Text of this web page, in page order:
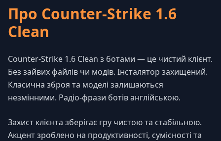
Про Counter-Strike 1.6
Clean
Counter-Strike 1.6 Clean з ботами — це чистий клієнт.
Без зайвих файлів чи модів. Інсталятор захищений.
Класична зброя та моделі залишаються
незмінними. Радіо-фрази ботів англійською.
Захист клієнта зберігає гру чистою та стабільною.
Акцент зроблено на продуктивності, сумісності та